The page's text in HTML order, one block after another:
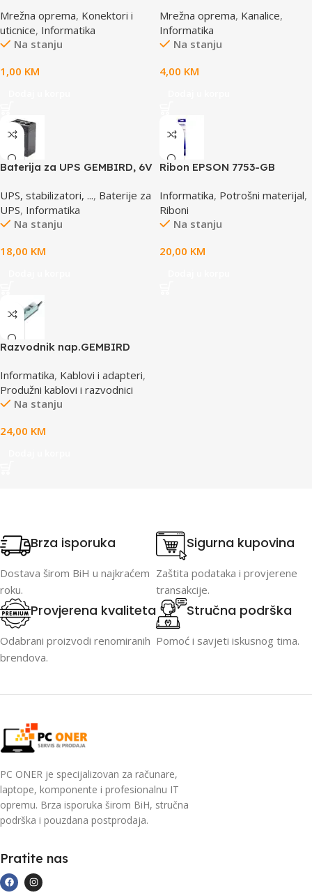
Mrežna oprema, Konektori i
uticnice, Informatika
Na stanju
1,00 KM
Mrežna oprema, Kanalice,
Informatika
Na stanju
4,00 KM
Baterija za UPS GEMBIRD, 6V
UPS, stabilizatori, ..., Baterije za
UPS, Informatika
Na stanju
18,00 KM
Ribon EPSON 7753-GB
/4X0/5X0/8X0 (A4)S015633
Informatika, Potrošni materijal,
Riboni
Na stanju
20,00 KM
Razvodnik nap.GEMBIRD
prekidač,3m, osigurač,
prenaponska zaštita
Informatika, Kablovi i adapteri,
Produžni kablovi i razvodnici
Na stanju
24,00 KM
Brza isporuka
Dostava širom BiH u najkraćem
roku.
Sigurna kupovina
Zaštita podataka i provjerene
transakcije.
Provjerena kvaliteta
Odabrani proizvodi renomiranih
brendova.
Stručna podrška
Pomoć i savjeti iskusnog tima.
PC ONER je specijalizovan za računare,
laptope, komponente i profesionalnu IT
opremu. Brza isporuka širom BiH, stručna
podrška i pouzdana postprodaja.
Pratite nas